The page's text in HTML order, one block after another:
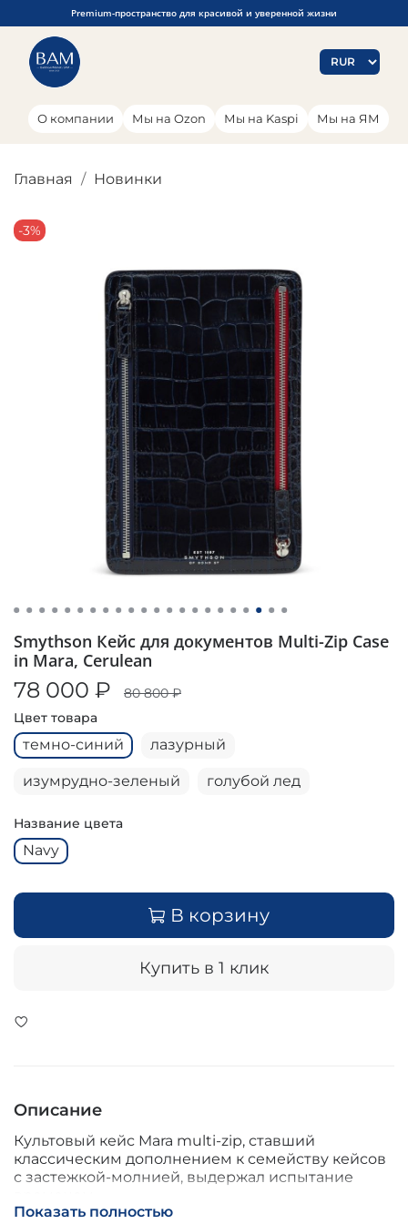
Premium-пространство для красивой и уверенной жизни
О компании Мы на Ozon Мы на Kaspi Мы на ЯМ
Главная Новинки
-3%
Smythson Кейс для документов Multi-Zip Case
in Mara, Cerulean
78 000 ₽
80 800 ₽
Цвет товара
темно-синий лазурный
изумрудно-зеленый голубой лед
Название цвета
Navy
В корзину
Купить в 1 клик
Описание
Культовый кейс Mara multi-zip, ставший
классическим дополнением к семейству кейсов
с застежкой-молнией, выдержал испытание
Показать полностью